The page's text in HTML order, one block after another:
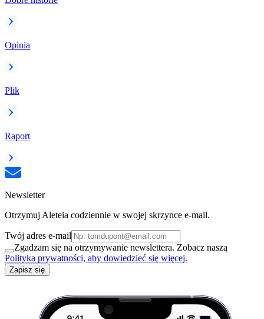
Opinia
Plik
Raport
Newsletter
Otrzymuj Aleteia codziennie w swojej skrzynce e-mail.
Twój adres e-mail
Zgadzam się na otrzymywanie newslettera. Zobacz naszą
Polityka prywatności, aby dowiedzieć się więcej.
Zapisz się